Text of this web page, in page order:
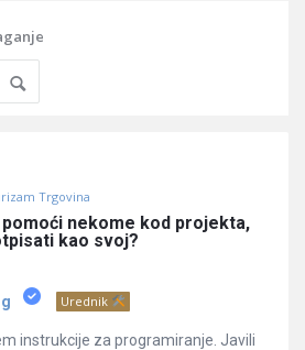
Trgovina
nekome kod projekta,
kao svoj?
Urednik
instrukcije za programiranje. Javili